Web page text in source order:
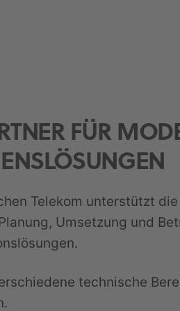
FÜR
Telekom unterstützt
Umsetzung und
technische